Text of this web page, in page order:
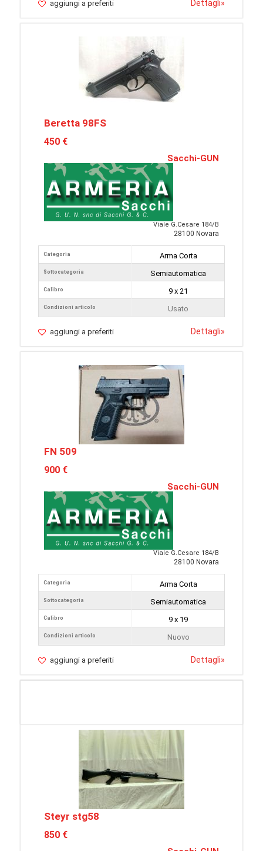
aggiungi a preferiti Dettagli»
Beretta 98FS
450 €
Sacchi-GUN
Viale G.Cesare 184/B
28100 Novara
Categoria
Sottocategoria
Calibro
Condizioni articolo
Arma Corta
Semiautomatica
9 x 21
Usato
aggiungi a preferiti Dettagli»
FN 509
900 €
Sacchi-GUN
Viale G.Cesare 184/B
28100 Novara
Categoria
Sottocategoria
Calibro
Condizioni articolo
Arma Corta
Semiautomatica
9 x 19
Nuovo
aggiungi a preferiti Dettagli»
Steyr stg58
850 €